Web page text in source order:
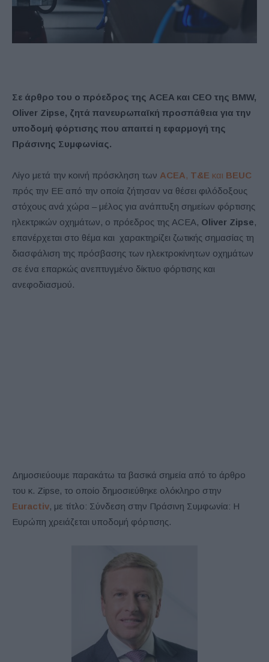
Σε άρθρο του ο πρόεδρος της ACEA και CEO της BMW,
Oliver Zipse, ζητά πανευρωπαϊκή προσπάθεια για την
υποδομή φόρτισης που απαιτεί η εφαρμογή της
Πράσινης Συμφωνίας.
Λίγο μετά την κοινή πρόσκληση των ACEA, T&E και BEUC
πρός την ΕΕ από την οποία ζήτησαν να θέσει φιλόδοξους
στόχους ανά χώρα – μέλος για ανάπτυξη σημείων φόρτισης
ηλεκτρικών οχημάτων, ο πρόεδρος της ACEA, Oliver Zipse,
επανέρχεται στο θέμα και χαρακτηρίζει ζωτικής σημασίας τη
διασφάλιση της πρόσβασης των ηλεκτροκίνητων οχημάτων
σε ένα επαρκώς ανεπτυγμένο δίκτυο φόρτισης και
ανεφοδιασμού.
Δημοσιεύουμε παρακάτω τα βασικά σημεία από το άρθρο
του κ. Zipse, το οποίο δημοσιεύθηκε ολόκληρο στην
Euractiv, με τίτλο: Σύνδεση στην Πράσινη Συμφωνία: Η
Ευρώπη χρειάζεται υποδομή φόρτισης.